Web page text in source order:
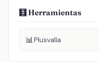
🧮 Herramientas
📊Plusvalía